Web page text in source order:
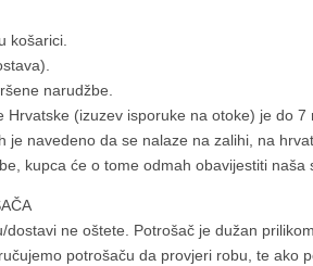
košarici.
narudžbe.
(izuzev isporuke na otoke) je do
navedeno da se nalaze na zalihi, na
kupca će o tome odmah obavijestiti naša
ne oštete. Potrošač je dužan
potrošaču da provjeri robu, te ako